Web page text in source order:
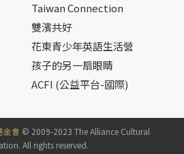
Taiwan Connection
雙濱共好
花東青少年英語生活營
孩子的另一扇眼睛
ACFI (公益平台-國際)
金會© 2009-2023 The Alliance Cultural
All rights reserved.